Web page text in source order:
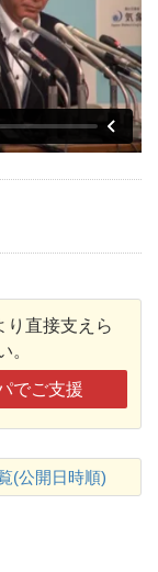
り直接支えら
。
でご支援
(公開日時順)